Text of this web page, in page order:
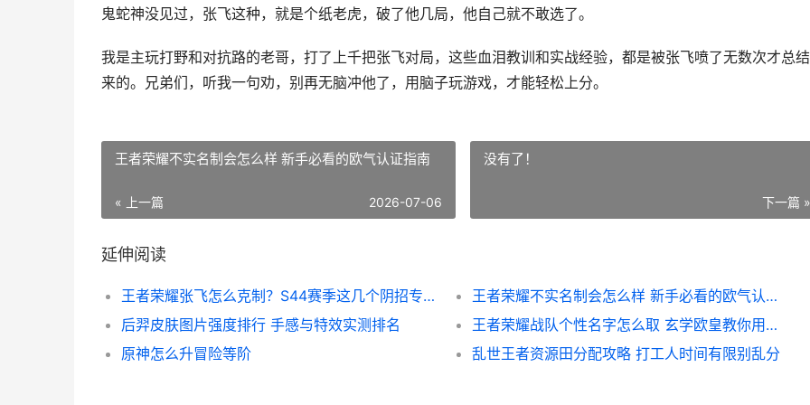
鬼蛇神没见过，张飞这种，就是个纸老虎，破了他几局，他自己就不敢选了。
我是主玩打野和对抗路的老哥，打了上千把张飞对局，这些血泪教训和实战经验，都是被张飞喷了无数次才总
来的。兄弟们，听我一句劝，别再无脑冲他了，用脑子玩游戏，才能轻松上分。
王者荣耀不实名制会怎么样 新手必看的欧气认证指南
« 上一篇 2026-07-06
没有了！
下一篇 »
延伸阅读
王者荣耀张飞怎么克制？S44赛季这几个阴招专治喷子牛魔兄弟们，最近打排
王者荣耀不实名制会怎么样 新手必看的欧气认证指南
后羿皮肤图片强度排行 手感与特效实测排名
王者荣耀战队个性名字怎么取 玄学欧皇教你用好名字赢在起跑线
原神怎么升冒险等阶
乱世王者资源田分配攻略 打工人时间有限别乱分